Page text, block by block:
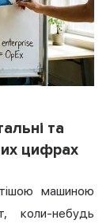
та
цифрах
машиною
коли-небудь